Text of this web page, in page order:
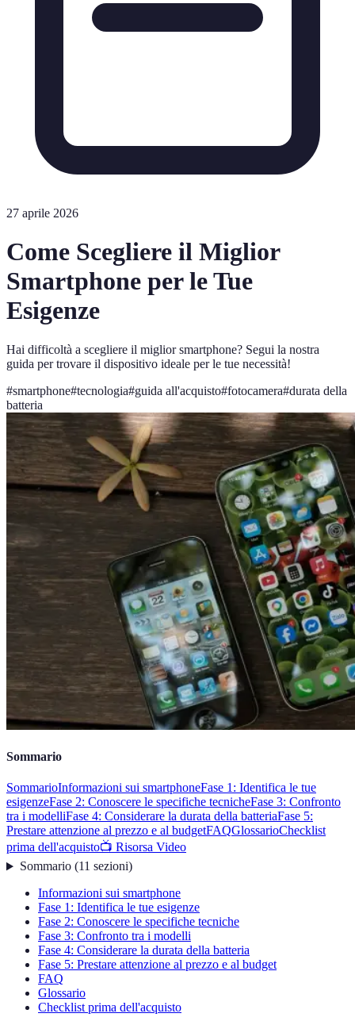
27 aprile 2026
Come Scegliere il Miglior
Smartphone per le Tue
Esigenze
Hai difficoltà a scegliere il miglior smartphone? Segui la nostra
guida per trovare il dispositivo ideale per le tue necessità!
#smartphone#tecnologia#guida all'acquisto#fotocamera#durata della
batteria
Sommario
SommarioInformazioni sui smartphoneFase 1: Identifica le tue
esigenzeFase 2: Conoscere le specifiche tecnicheFase 3: Confronto
tra i modelliFase 4: Considerare la durata della batteriaFase 5:
Prestare attenzione al prezzo e al budgetFAQGlossarioChecklist
prima dell'acquisto📺 Risorsa Video
Sommario(11 sezioni)
Informazioni sui smartphone
Fase 1: Identifica le tue esigenze
Fase 2: Conoscere le specifiche tecniche
Fase 3: Confronto tra i modelli
Fase 4: Considerare la durata della batteria
Fase 5: Prestare attenzione al prezzo e al budget
FAQ
Glossario
Checklist prima dell'acquisto